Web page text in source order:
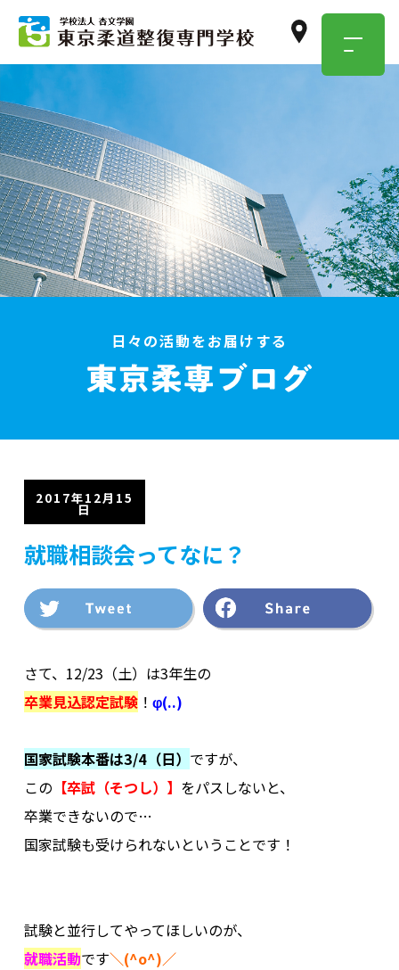
TOKYO JUSEN
OPEN
CAMPUS
学校のこと・職業のこと、
気になったらまずは参加！
資料請求
学校案内
学部紹介
実習施設
入学案内
資格・就職
その他
日々の活動をお届けする
2017年12月15
日
就職相談会ってなに？
さて、12/23（土）は3年生の
卒業見込認定試験！ φ(..)
国家試験本番は3/4（日） ですが、
この 【卒試（そつし）】 をパスしないと、
卒業できないので…
国家試験も受けられないということです！
試験と並行してやってほしいのが、
就職活動です＼(^o^)／